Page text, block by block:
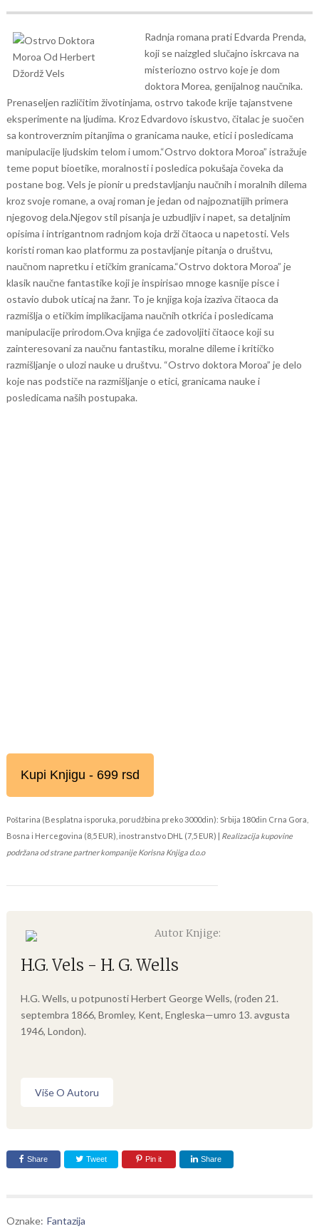
Radnja romana prati Edvarda Prenda,
koji se naizgled slučajno iskrcava na
misteriozno ostrvo koje je dom
doktora Morea, genijalnog naučnika.
Prenaseljen različitim životinjama, ostrvo takođe krije tajanstvene
eksperimente na ljudima. Kroz Edvardovo iskustvo, čitalac je suočen
sa kontroverznim pitanjima o granicama nauke, etici i posledicama
manipulacije ljudskim telom i umom.“Ostrvo doktora Moroa” istražuje
teme poput bioetike, moralnosti i posledica pokušaja čoveka da
postane bog. Vels je pionir u predstavljanju naučnih i moralnih dilema
kroz svoje romane, a ovaj roman je jedan od najpoznatijih primera
njegovog dela.Njegov stil pisanja je uzbudljiv i napet, sa detaljnim
opisima i intrigantnom radnjom koja drži čitaoca u napetosti. Vels
koristi roman kao platformu za postavljanje pitanja o društvu,
naučnom napretku i etičkim granicama.“Ostrvo doktora Moroa” je
klasik naučne fantastike koji je inspirisao mnoge kasnije pisce i
ostavio dubok uticaj na žanr. To je knjiga koja izaziva čitaoca da
razmišlja o etičkim implikacijama naučnih otkrića i posledicama
manipulacije prirodom.Ova knjiga će zadovoljiti čitaoce koji su
zainteresovani za naučnu fantastiku, moralne dileme i kritičko
razmišljanje o ulozi nauke u društvu. “Ostrvo doktora Moroa” je delo
koje nas podstiče na razmišljanje o etici, granicama nauke i
posledicama naših postupaka.
Kupi Knjigu - 699 rsd
Poštarina (Besplatna isporuka, porudžbina preko 3000din): Srbija 180din Crna Gora,
Bosna i Hercegovina (8,5 EUR), inostranstvo DHL (7,5 EUR) | Realizacija kupovine
podržana od strane partner kompanije Korisna Knjiga d.o.o
Autor Knjige:
H.G. Vels - H. G. Wells
H.G. Wells, u potpunosti Herbert George Wells, (rođen 21.
septembra 1866, Bromley, Kent, Engleska—umro 13. avgusta
1946, London).
Više O Autoru
Share Tweet Pin it Share
Oznake: Fantazija